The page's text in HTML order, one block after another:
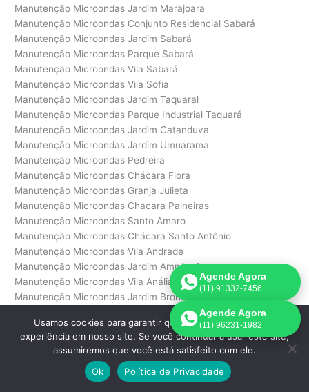
Manutenção Microondas Jardim Marajoara
Manutenção Microondas Conjunto Residencial Sabará
Manutenção Microondas Jardim Sabará
Manutenção Microondas Parque Sabará
Manutenção Microondas Vila Sabará
Manutenção Microondas Vila Sofia
Manutenção Microondas Jardim Taquaral
Manutenção Microondas Parque Industrial Taquará
Manutenção Microondas Jardim Catanduva
Manutenção Microondas Jardim Umuarama
Manutenção Microondas Pedreira
Manutenção Microondas Chácara Flora
Manutenção Microondas Granja Julieta
Manutenção Microondas Chácara Paineiras
Manutenção Microondas Santo Amaro
Manutenção Microondas Chácara Santo Antônio
Manutenção Microondas Vila Andrade
Manutenção Microondas Jardim Ampliação
Manutenção Microondas Vila Anália
Manutenção Microondas Jardim Bronzato
Manutenção Microondas Jardim do Colégio
Manutenção Microondas Vila Ernesto
Manutenção Microondas Jardim Eunice
Manutenção Microondas Jardim Fonte do Morumbi
Manutenção Microondas Jardim Helena
Agende Agora
(11) 91332-7456
Agende Agora
(11) 96231-1982
Usamos cookies para garantir que oferecemos a melhor
experiência em nosso site. Se você continuar a usar este site,
assumiremos que você está satisfeito com ele.
Ok
Política de Privacidade